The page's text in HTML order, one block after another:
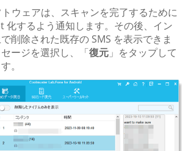
トウェアは、スキャンを完了するために
化するよう通知します。その後、イン
削除された既存の SMS を表示できま
ージを選択し、「復元 」をタップして
。